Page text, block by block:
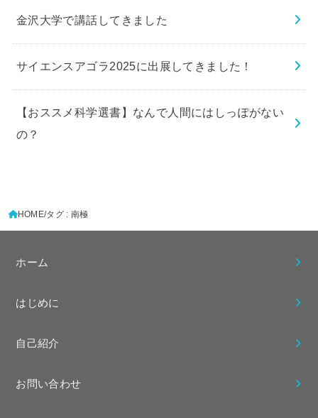
金沢大学で講話してきました
サイエンスアゴラ2025に出展してきました！
【おススメ科学選書】なんで人間にはしっぽがない
の？
HOME タグ : 南極
ホーム
はじめに
自己紹介
お問い合わせ